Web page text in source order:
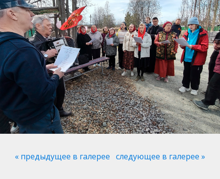
« предыдущее в галерее следующее в галерее »